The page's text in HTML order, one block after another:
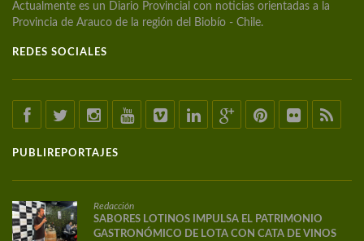
Actualmente es un Diario Provincial con noticias orientadas a la
Provincia de Arauco de la región del Biobío - Chile.
REDES SOCIALES
PUBLIREPORTAJES
Redacción
SABORES LOTINOS IMPULSA EL PATRIMONIO
GASTRONÓMICO DE LOTA CON CATA DE VINOS